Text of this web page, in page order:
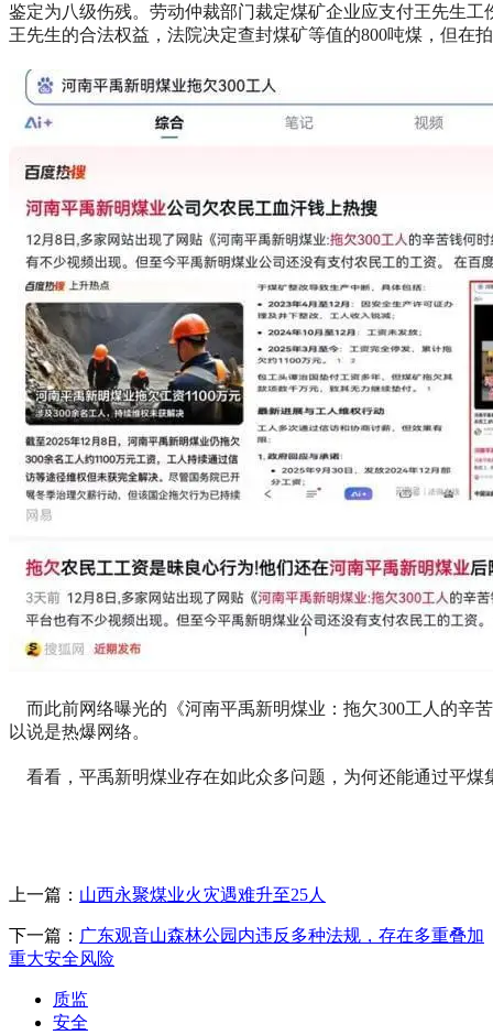
鉴定为八级伤残。劳动仲裁部门裁定煤矿企业应支付王先生
王先生的合法权益，法院决定查封煤矿等值的800吨煤，但在
而此前网络曝光的《河南平禹新明煤业：拖欠300工人的辛
以说是热爆网络。
看看，平禹新明煤业存在如此众多问题，为何还能通过平
上一篇： 山西永聚煤业火灾遇难升至25人
下一篇： 广东观音山森林公园内违反多种法规，存在多重叠加
重大安全风险
质监
安全